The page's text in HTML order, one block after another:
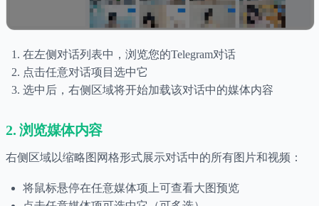
在左侧对话列表中，浏览您的Telegram对话
点击任意对话项目选中它
选中后，右侧区域将开始加载该对话中的媒体内容
2. 浏览媒体内容
右侧区域以缩略图网格形式展示对话中的所有图片和视频：
将鼠标悬停在任意媒体项上可查看大图预览